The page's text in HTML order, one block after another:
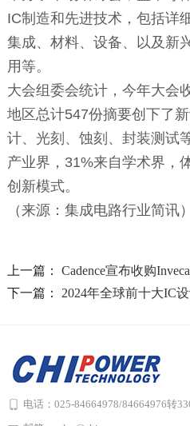
IC制造和先进技术，包括详
集成、材料、设备、以及新
用等。
大会组委会统计，今年大会
地区总计547份摘要创下了
计、光刻、蚀刻、封装测试
产业界， 31%来自学术界，
创新模式。
（来源：集成电路行业简讯）
上一篇： Cadence宣布收购
下一篇： 2024年全球前十大IC
电话：025-84664978/84664976转